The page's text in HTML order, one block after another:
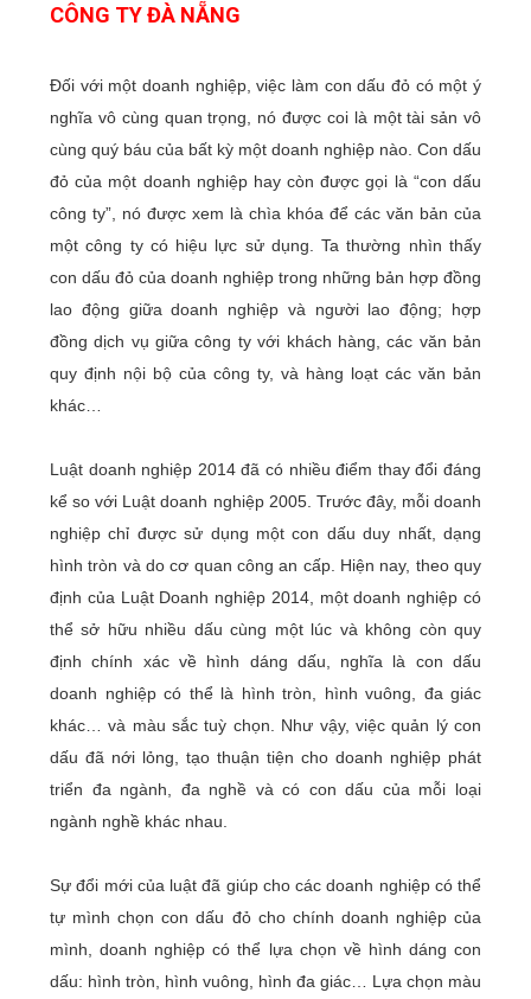
CÔNG TY ĐÀ NẴNG
Đối với một doanh nghiệp, việc làm con dấu đỏ có một ý
nghĩa vô cùng quan trọng, nó được coi là một tài sản vô
cùng quý báu của bất kỳ một doanh nghiệp nào. Con dấu
đỏ của một doanh nghiệp hay còn được gọi là “con dấu
công ty”, nó được xem là chìa khóa để các văn bản của
một công ty có hiệu lực sử dụng. Ta thường nhìn thấy
con dấu đỏ của doanh nghiệp trong những bản hợp đồng
lao động giữa doanh nghiệp và người lao động; hợp
đồng dịch vụ giữa công ty với khách hàng, các văn bản
quy định nội bộ của công ty, và hàng loạt các văn bản
khác…
Luật doanh nghiệp 2014 đã có nhiều điểm thay đổi đáng
kể so với Luật doanh nghiệp 2005. Trước đây, mỗi doanh
nghiệp chỉ được sử dụng một con dấu duy nhất, dạng
hình tròn và do cơ quan công an cấp. Hiện nay, theo quy
định của Luật Doanh nghiệp 2014, một doanh nghiệp có
thể sở hữu nhiều dấu cùng một lúc và không còn quy
định chính xác về hình dáng dấu, nghĩa là con dấu
doanh nghiệp có thể là hình tròn, hình vuông, đa giác
khác… và màu sắc tuỳ chọn. Như vậy, việc quản lý con
dấu đã nới lỏng, tạo thuận tiện cho doanh nghiệp phát
triển đa ngành, đa nghề và có con dấu của mỗi loại
ngành nghề khác nhau.
Sự đổi mới của luật đã giúp cho các doanh nghiệp có thể
tự mình chọn con dấu đỏ cho chính doanh nghiệp của
mình, doanh nghiệp có thể lựa chọn về hình dáng con
dấu: hình tròn, hình vuông, hình đa giác… Lựa chọn màu